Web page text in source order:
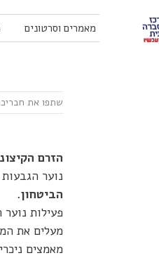
מאמרים וסרטונים
הזרם
נוער הגבעות
הביטחון.
פעילות
מעלים את
מאמצים